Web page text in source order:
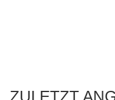
ZULETZT